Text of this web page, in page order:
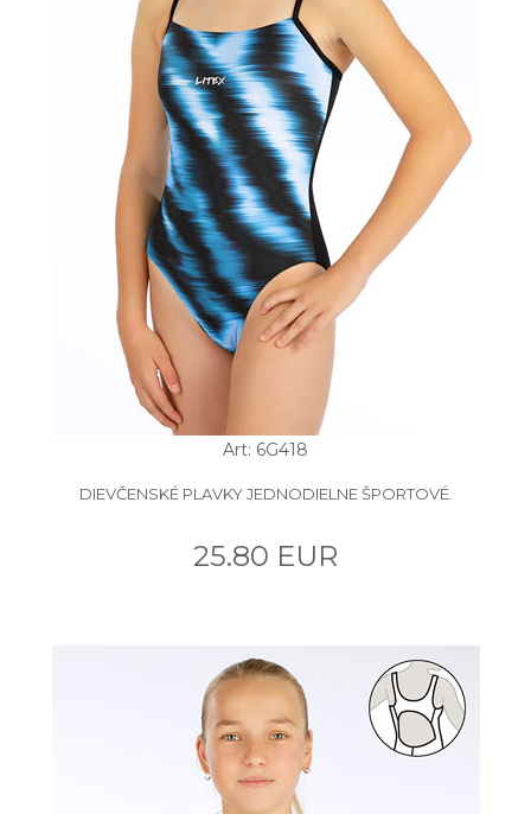
Art: 6G418
DIEVČENSKÉ PLAVKY JEDNODIELNE ŠPORTOVÉ.
25.80 EUR